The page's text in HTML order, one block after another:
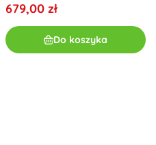
679,00 zł
Do koszyka